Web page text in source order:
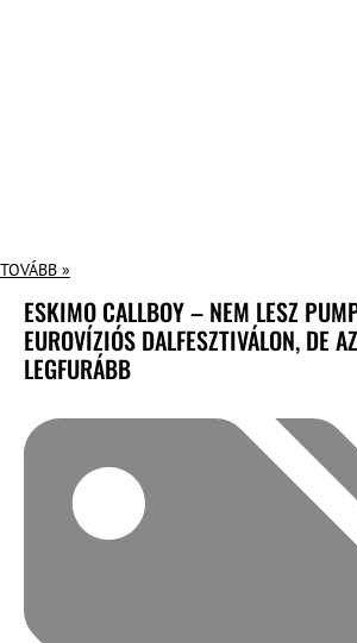
TOVÁBB »
ESKIMO CALLBOY – NEM LESZ
EUROVÍZIÓS DALFESZTIVÁLON, DE
LEGFURÁBB